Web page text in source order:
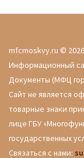
mfcmoskvy.ru © 2026
Информационный
Документы (МФЦ
Сайт не является
товарные знаки
лице ГБУ
государственных
Связаться с нами: